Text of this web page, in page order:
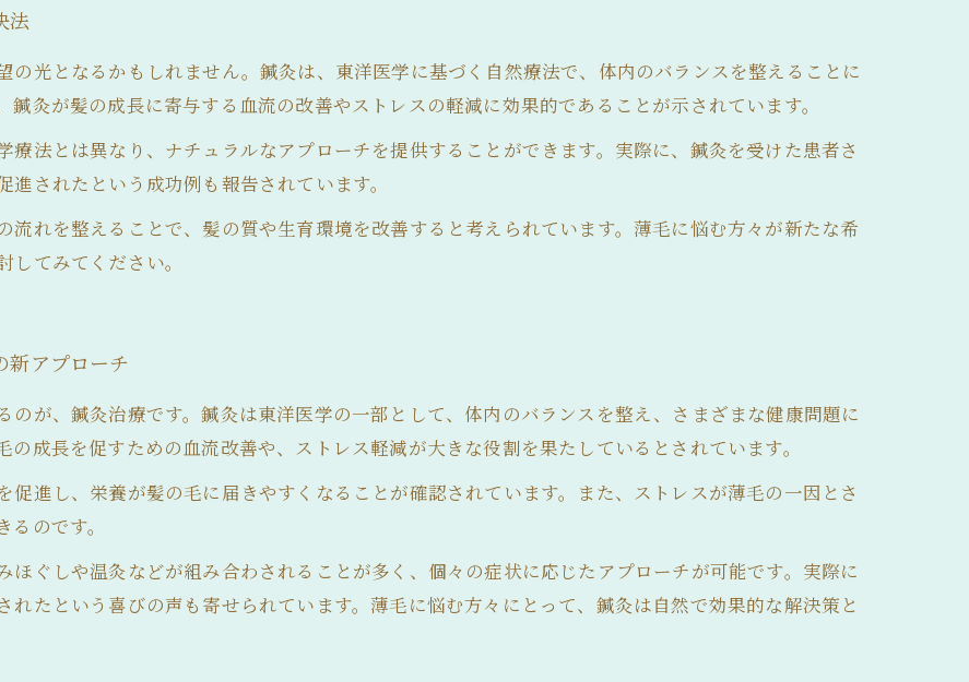
法
光となるかもしれません。鍼灸は、東洋医学に基づく自然療法で、体内のバランスを整えることに
灸が髪の成長に寄与する血流の改善やストレスの軽減に効果的であることが示されています。
法とは異なり、ナチュラルなアプローチを提供することができます。実際に、鍼灸を受けた患者さ
されたという成功例も報告されています。
れを整えることで、髪の質や生育環境を改善すると考えられています。薄毛に悩む方々が新たな希
てみてください。
新アプローチ
が、鍼灸治療です。鍼灸は東洋医学の一部として、体内のバランスを整え、さまざまな健康問題に
成長を促すための血流改善や、ストレス軽減が大きな役割を果たしているとされています。
進し、栄養が髪の毛に届きやすくなることが確認されています。また、ストレスが薄毛の一因とさ
のです。
ぐしや温灸などが組み合わされることが多く、個々の症状に応じたアプローチが可能です。実際に
たという喜びの声も寄せられています。薄毛に悩む方々にとって、鍼灸は自然で効果的な解決策と